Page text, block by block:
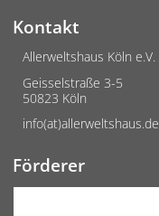
Kontakt
Allerweltshaus Köln e.V.
Geisselstraße 3-5
50823 Köln
info(at)allerweltshaus.de
Förderer